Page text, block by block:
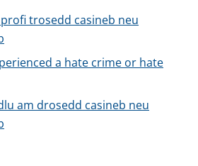
trosedd casineb neu
a hate crime or hate
am drosedd casineb neu